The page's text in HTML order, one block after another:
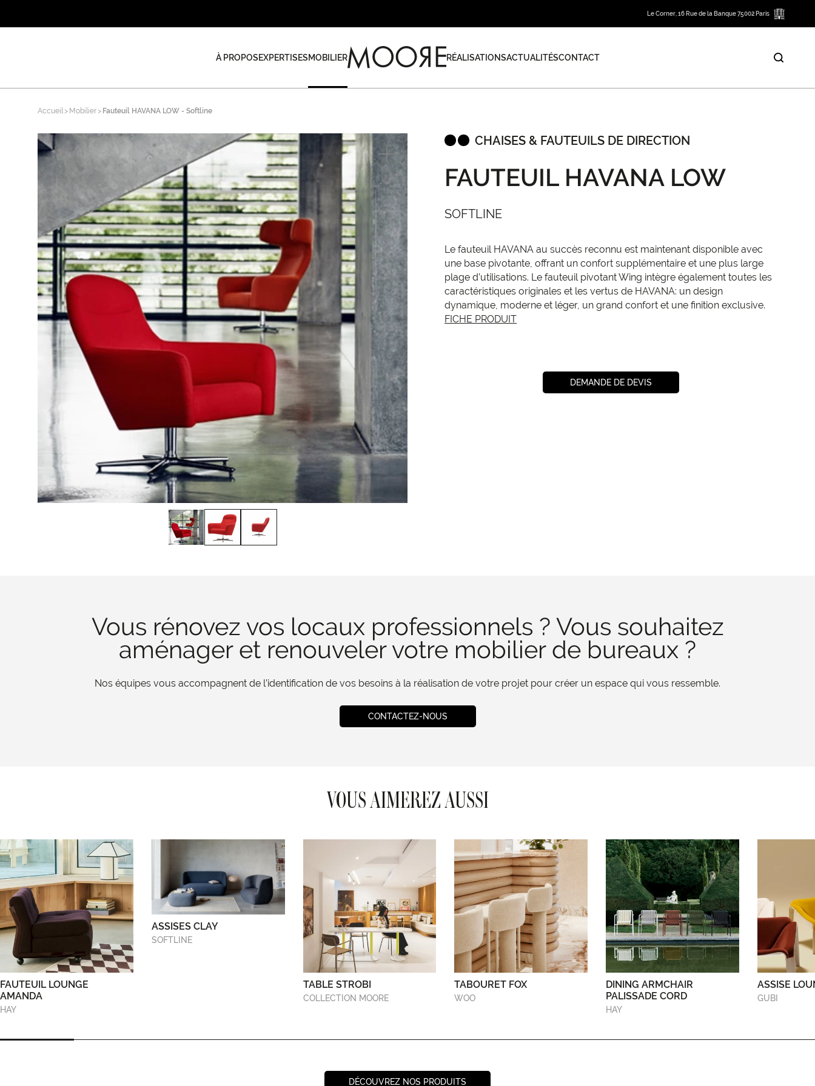
Le Corner, 16 Rue de la Banque 75002 Paris
À PROPOSEXPERTISESMOBILIER RÉALISATIONSACTUALITÉSCONTACT
Accueil Mobilier Fauteuil HAVANA LOW - Softline
CHAISES & FAUTEUILS DE DIRECTION
FAUTEUIL HAVANA LOW
SOFTLINE
Le fauteuil HAVANA au succès reconnu est maintenant disponible avec
une base pivotante, offrant un confort supplémentaire et une plus large
plage d’utilisations. Le fauteuil pivotant Wing intègre également toutes les
caractéristiques originales et les vertus de HAVANA: un design
dynamique, moderne et léger, un grand confort et une finition exclusive.
FICHE PRODUIT
DEMANDE DE DEVIS
Vous rénovez vos locaux professionnels ? Vous souhaitez
aménager et renouveler votre mobilier de bureaux ?
Nos équipes vous accompagnent de l’identification de vos besoins à la réalisation de votre projet pour créer un espace qui vous ressemble.
CONTACTEZ-NOUS
VOUS AIMEREZ AUSSI
FAUTEUIL LOUNGE
AMANDA
HAY
ASSISES CLAY
SOFTLINE
TABLE STROBI
COLLECTION MOORE
TABOURET FOX
WOO
DINING ARMCHAIR
PALISSADE CORD
HAY
ASSISE
GUBI
DÉCOUVREZ NOS PRODUITS